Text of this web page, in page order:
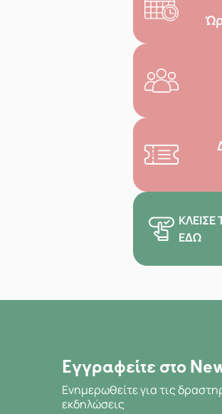
ΕΔΏ
Εγγραφείτε στο
Ενημερωθείτε για τις
εκδηλώσεις